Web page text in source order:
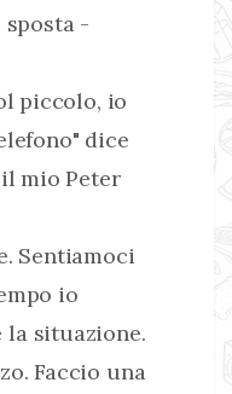
-
piccolo, io
dice
mio Peter
Sentiamoci
io
situazione.
Faccio una